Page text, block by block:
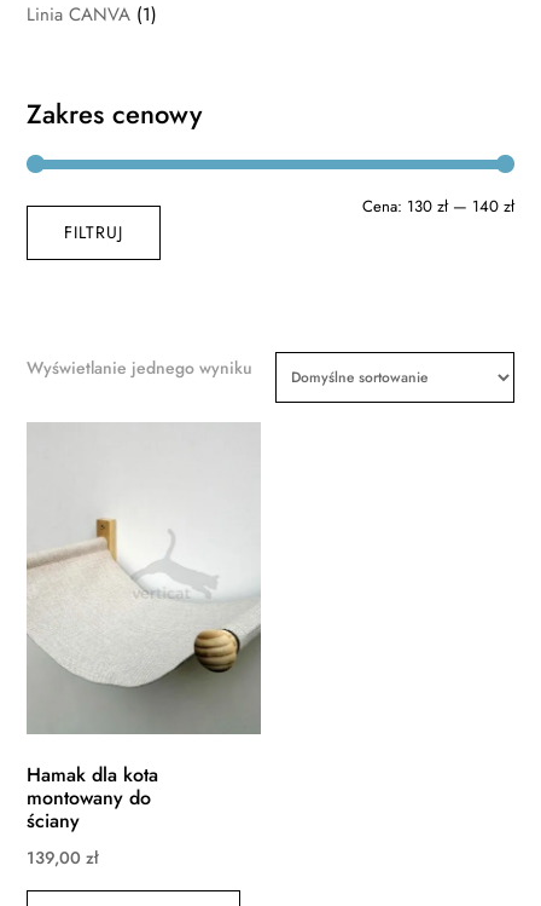
Linia CANVA (1)
Zakres cenowy
FILTRUJ
Cena: 130 zł— 140 zł
Wyświetlanie jednego wyniku
Hamak dla kota
montowany do
ściany
139,00zł
Ten